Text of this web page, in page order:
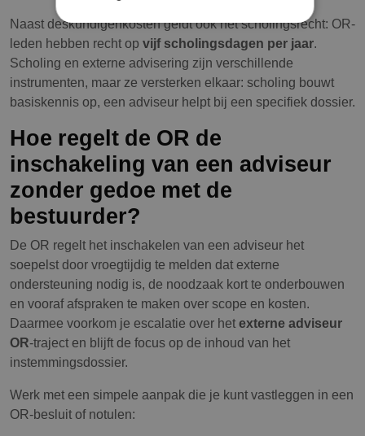
Naast deskundigenkosten geldt ook het scholingsrecht: OR-
leden hebben recht op vijf scholingsdagen per jaar.
Scholing en externe advisering zijn verschillende
instrumenten, maar ze versterken elkaar: scholing bouwt
basiskennis op, een adviseur helpt bij een specifiek dossier.
Hoe regelt de OR de
inschakeling van een adviseur
zonder gedoe met de
bestuurder?
De OR regelt het inschakelen van een adviseur het
soepelst door vroegtijdig te melden dat externe
ondersteuning nodig is, de noodzaak kort te onderbouwen
en vooraf afspraken te maken over scope en kosten.
Daarmee voorkom je escalatie over hetexterne adviseur
OR-traject en blijft de focus op de inhoud van het
instemmingsdossier.
Werk met een simpele aanpak die je kunt vastleggen in een
OR-besluit of notulen: